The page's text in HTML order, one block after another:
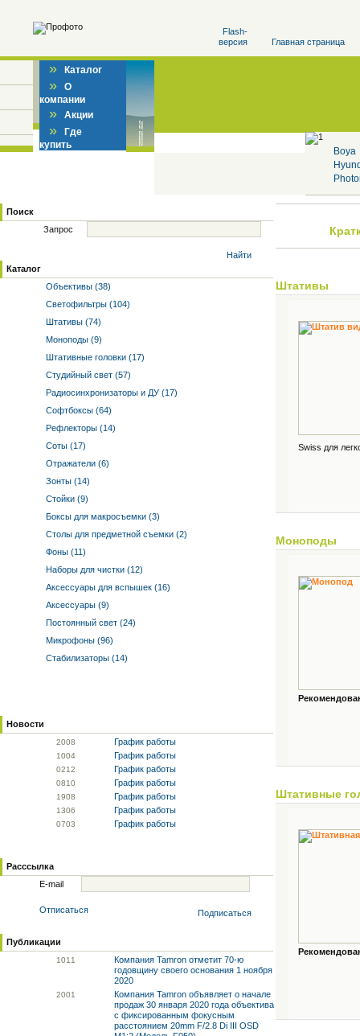
Flash-
версия
Главная страница
» Каталог
» О
компании
» Акции
» Где
купить
Boya
Поиск
Запрос
Найти
Каталог
Объективы (38)
Светофильтры (104)
Штативы (74)
Моноподы (9)
Штативные головки (17)
Студийный свет (57)
Радиосинхронизаторы и ДУ (17)
Софтбоксы (64)
Рефлекторы (14)
Соты (17)
Отражатели (6)
Зонты (14)
Стойки (9)
Боксы для макросъемки (3)
Столы для предметной съемки (2)
Фоны (11)
Наборы для чистки (12)
Аксессуары для вспышек (16)
Аксессуары (9)
Постоянный свет (24)
Микрофоны (96)
Стабилизаторы (14)
Новости
2008 График работы
1004 График работы
0212 График работы
0810 График работы
1908 График работы
1306 График работы
0703 График работы
Расссылка
E-mail
Отписаться Подписаться
Публикации
1011
Компания Tamron отметит 70-ю
годовщину своего основания 1 ноября
2020
2001
Компания Tamron объявляет о начале
продаж 30 января 2020 года объектива
с фиксированным фокусным
расстоянием 20mm F/2.8 Di III OSD
Штативы
Swiss для
Моноподы
Штативные